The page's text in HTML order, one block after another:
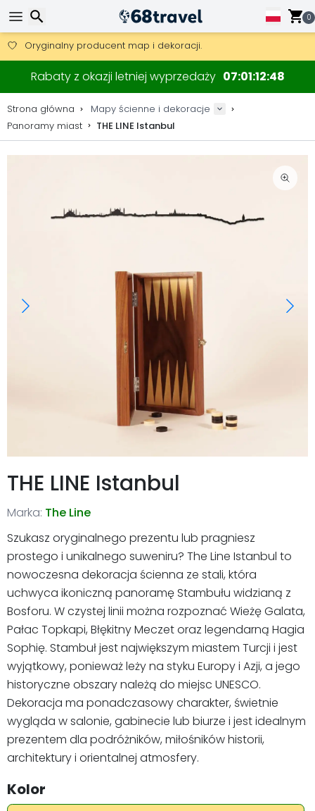
0
Darmowa wysyłka przy zamówieniach powyżej 345 zł.
30 dni na zwrot, 90 dni na drewniane mapy i dekoracje.
Oryginalny producent map i dekoracji.
Rabaty z okazji letniej wyprzedaży 07 01 12 47
Strona główna
Mapy ścienne i dekoracje
Panoramy miast
THE LINE Istanbul
THE LINE Istanbul
Marka: The Line
Szukasz oryginalnego prezentu lub pragniesz
prostego i unikalnego suweniru? The Line Istanbul to
nowoczesna dekoracja ścienna ze stali, która
uchwyca ikoniczną panoramę Stambułu widzianą z
Bosforu. W czystej linii można rozpoznać Wieżę Galata,
Pałac Topkapi, Błękitny Meczet oraz legendarną Hagia
Sophię. Stambuł jest największym miastem Turcji i jest
wyjątkowy, ponieważ leży na styku Europy i Azji, a jego
historyczne obszary należą do miejsc UNESCO.
Dekoracja ma ponadczasowy charakter, świetnie
wygląda w salonie, gabinecie lub biurze i jest idealnym
prezentem dla podróżników, miłośników historii,
architektury i orientalnej atmosfery.
Kolor
Wyszukaj
Wyszukaj